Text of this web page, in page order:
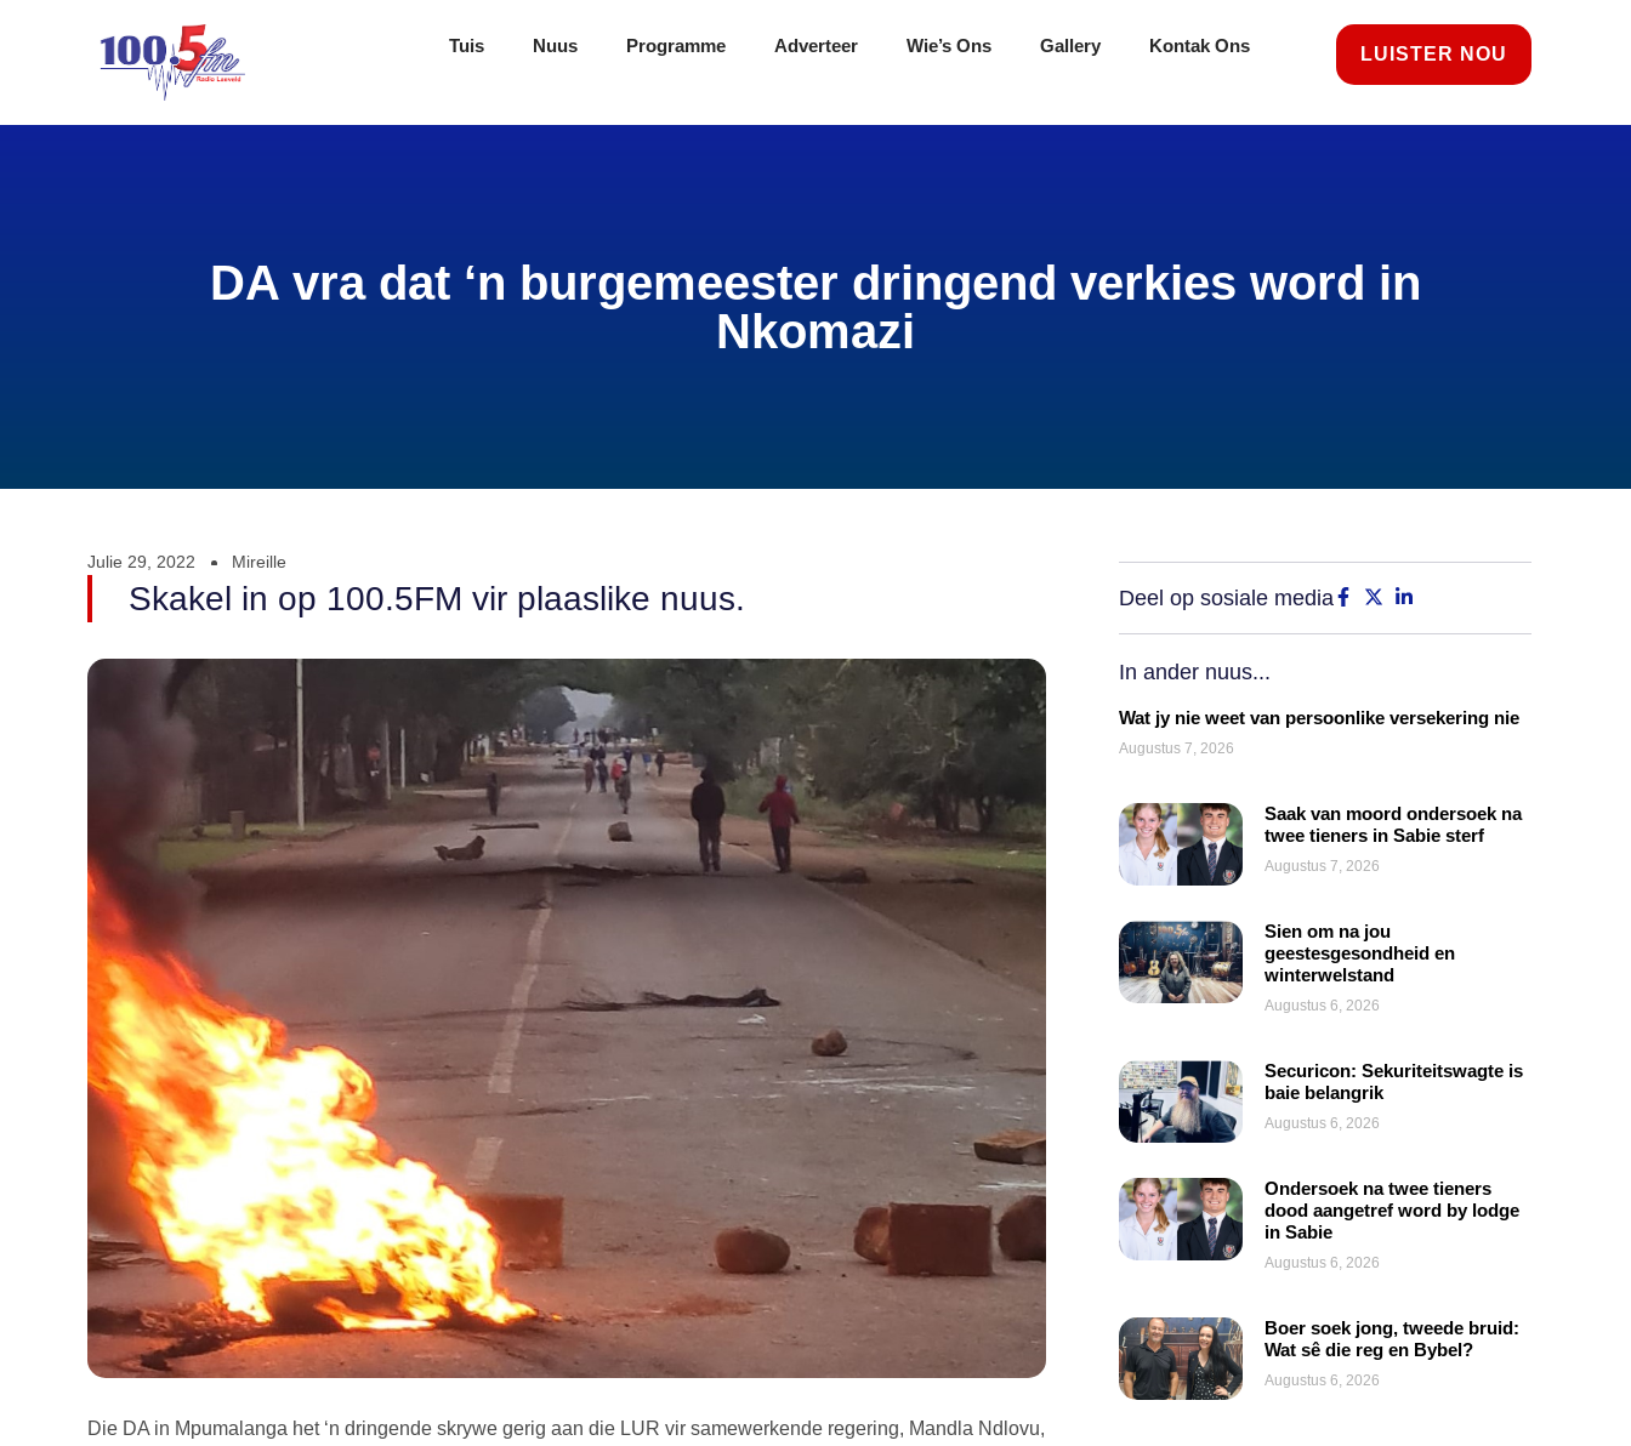
Tuis Nuus Programme Adverteer Wie’s Ons Gallery Kontak Ons LUISTER NOU
DA vra dat ‘n burgemeester dringend verkies word in
Nkomazi
Julie 29, 2022 Mireille
Skakel in op 100.5FM vir plaaslike nuus.
Die DA in Mpumalanga het ‘n dringende skrywe gerig aan die LUR vir samewerkende regering, Mandla Ndlovu,
Deel op sosiale media
In ander nuus...
Wat jy nie weet van persoonlike versekering nie
Augustus 7, 2026
Saak van moord ondersoek na
twee tieners in Sabie sterf
Augustus 7, 2026
Sien om na jou
geestesgesondheid en
winterwelstand
Augustus 6, 2026
Securicon: Sekuriteitswagte is
baie belangrik
Augustus 6, 2026
Ondersoek na twee tieners
dood aangetref word by lodge
in Sabie
Augustus 6, 2026
Boer soek jong, tweede bruid:
Wat sê die reg en Bybel?
Augustus 6, 2026